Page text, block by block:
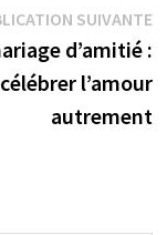
SUIVANTE
d’amitié :
célébrer l’amour
autrement